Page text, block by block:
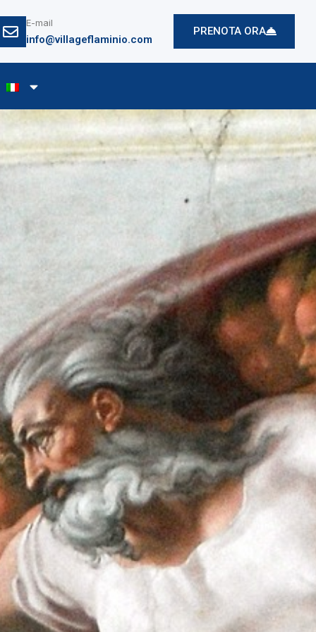
E-mail
info@villageflaminio.com
PRENOTA ORA